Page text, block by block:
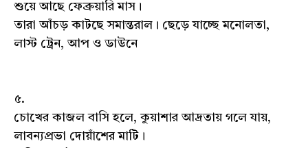
শুয়ে আছে ফেব্রুয়ারি মাস।
তারা আঁচড় কাটছে সমান্তরাল। ছেড়ে যাচ্ছে মনোলতা,
লাস্ট ট্রেন, আপ ও ডাউনে
৫.
চোখের কাজল বাসি হলে, কুয়াশার আদ্রতায় গলে যায়,
লাবন্যপ্রভা দোয়াঁশের মাটি।